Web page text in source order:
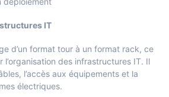
IT
d’un format tour à un format rack, ce
l’organisation des infrastructures IT. Il
l’accès aux équipements et la
électriques.